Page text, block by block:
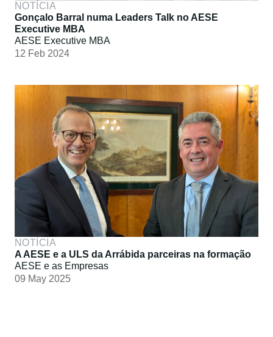
NOTÍCIA
Gonçalo Barral numa Leaders Talk no AESE
Executive MBA
AESE Executive MBA
12 Feb 2024
NOTÍCIA
A AESE e a ULS da Arrábida parceiras na formação
AESE e as Empresas
09 May 2025